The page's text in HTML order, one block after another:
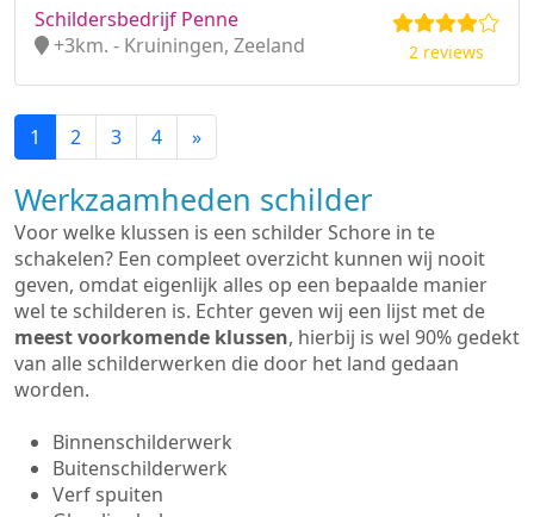
Schildersbedrijf Penne
+3km. - Kruiningen, Zeeland
2 reviews
1 2 3 4 »
Werkzaamheden schilder
Voor welke klussen is een schilder Schore in te
schakelen? Een compleet overzicht kunnen wij nooit
geven, omdat eigenlijk alles op een bepaalde manier
wel te schilderen is. Echter geven wij een lijst met de
meest voorkomende klussen, hierbij is wel 90% gedekt
van alle schilderwerken die door het land gedaan
worden.
Binnenschilderwerk
Buitenschilderwerk
Verf spuiten